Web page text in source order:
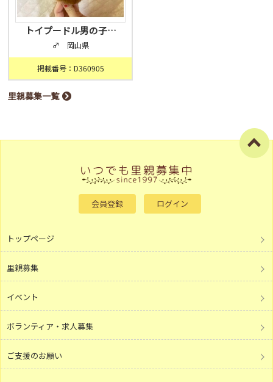
トイプードル男の子…
♂ 岡山県
掲載番号：D360905
里親募集一覧
会員登録 ログイン
トップページ
里親募集
イベント
ボランティア・求人募集
ご支援のお願い